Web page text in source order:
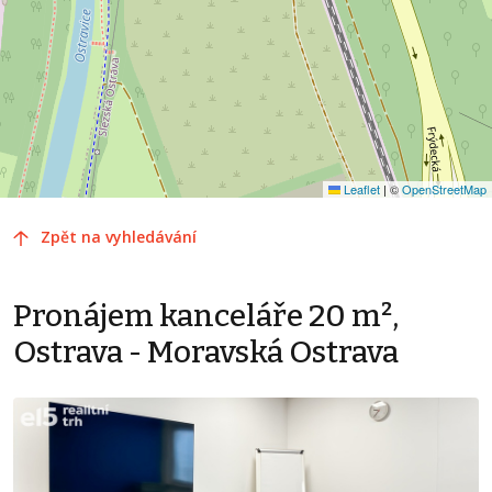
Leaflet |©OpenStreetMap
Zpět na vyhledávání
Pronájem kanceláře 20 m²,
Ostrava - Moravská Ostrava